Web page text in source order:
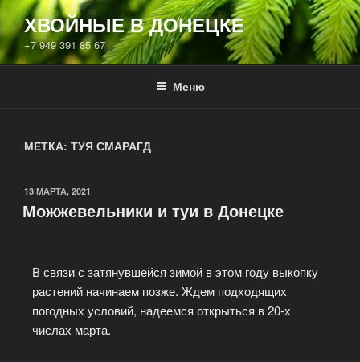
ХВОЙНЫЕ В ДОНЕЦКЕ
+7 949 391 85 67
Меню
МЕТКА: ТУЯ СМАРАГД
13 МАРТА, 2021
Можжевельники и туи в Донецке
В связи с затянувшейся зимой в этом году выкопку
растений начинаем позже. Ждем подходящих
погодных условий, надеемся открыться в 20-х
числах марта.